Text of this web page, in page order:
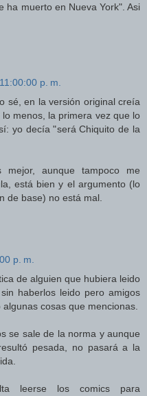
ha muerto en Nueva York". Asi
p. m.
sé, en la versión original creía
menos, la primera vez que lo
yo decía "será Chiquito de la
mejor, aunque tampoco me
está bien y el argumento (lo
de base) no está mal.
p. m.
de alguien que hubiera leido
haberlos leido pero amigos
cosas que mencionas.
se sale de la norma y aunque
pesada, no pasará a la
leerse los comics para